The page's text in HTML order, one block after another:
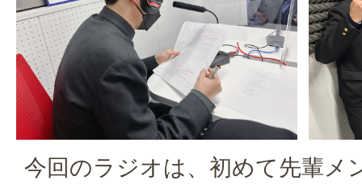
今回のラジオは、初めて先輩メ